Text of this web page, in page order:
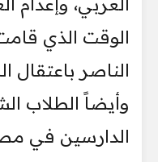
الوقت الذي
الناصر باعتقال
وأيضاً الطلاب
الدارسين في